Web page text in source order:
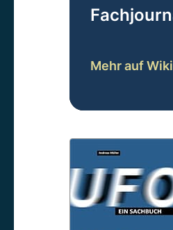
Mehr auf